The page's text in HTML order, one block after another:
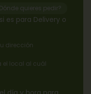
quieres pedir?
es para Delivery o
dirección
el local al cuál